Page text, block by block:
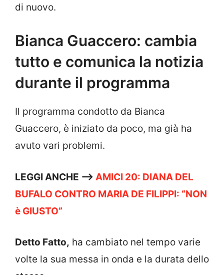
di nuovo.
Bianca Guaccero: cambia
tutto e comunica la notizia
durante il programma
Il programma condotto da Bianca
Guaccero, è iniziato da poco, ma già ha
avuto vari problemi.
LEGGI ANCHE —-> AMICI 20: DIANA DEL
BUFALO CONTRO MARIA DE FILIPPI: “NON
è GIUSTO”
Detto Fatto, ha cambiato nel tempo varie
volte la sua messa in onda e la durata dello